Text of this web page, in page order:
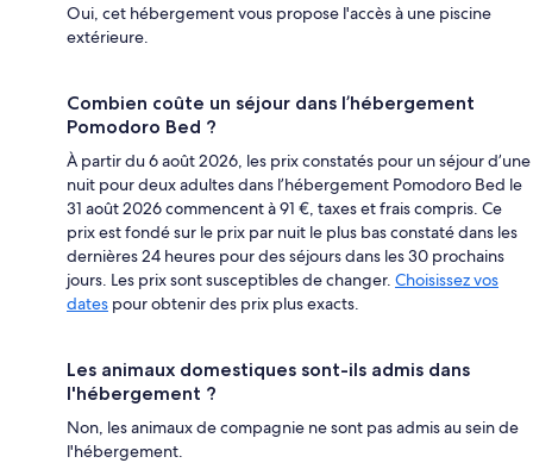
Oui, cet hébergement vous propose l'accès à une piscine
extérieure.
Combien coûte un séjour dans l’hébergement
Pomodoro Bed ?
À partir du 6 août 2026, les prix constatés pour un séjour d’une
nuit pour deux adultes dans l’hébergement Pomodoro Bed le
31 août 2026 commencent à 91 €, taxes et frais compris. Ce
prix est fondé sur le prix par nuit le plus bas constaté dans les
dernières 24 heures pour des séjours dans les 30 prochains
jours. Les prix sont susceptibles de changer. Choisissez vos
dates pour obtenir des prix plus exacts.
Les animaux domestiques sont-ils admis dans
l'hébergement ?
Non, les animaux de compagnie ne sont pas admis au sein de
l'hébergement.